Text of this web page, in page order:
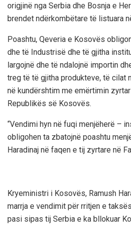
origjinë nga Serbia dhe Bosnja e
brendet ndërkombëtare të listuara
Poashtu, Qeveria e Kosovës
dhe të Industrisë dhe të gjitha
largojnë dhe të ndalojnë importin
treg të të gjitha produkteve, të cilat
në kundërshtim me emërtimin
Republikës së Kosovës.
“Vendimi hyn në fuqi menjëherë –
obligohen ta zbatojnë poashtu
Haradinaj në faqen e tij zyrtare në
Kryeministri i Kosovës, Ramush
marrja e vendimit për rritjen e
pasi sipas tij Serbia e ka bllokuar